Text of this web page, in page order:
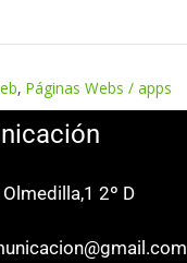
, Páginas Webs / apps
2º D